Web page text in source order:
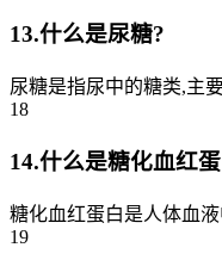
13.什么是尿糖?
尿糖是指尿中的糖类,主
18
14.什么是糖化血红
糖化血红蛋白是人体血
19